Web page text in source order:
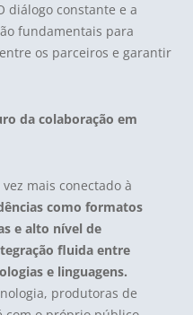
diálogo constante e a
fundamentais para
os parceiros e garantir
da colaboração em
mais conectado à
como formatos
e alto nível de
fluida entre
e linguagens.
produtoras de